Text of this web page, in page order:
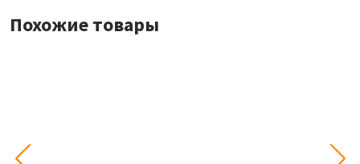
Похожие товары